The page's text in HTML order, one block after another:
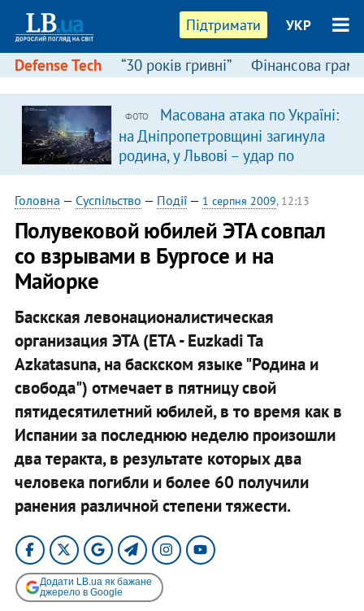
Підтримати УКР
Defense Tech “30 років гривні” Фінансова
ФОТО
Масована атака по Україні:
на Дніпропетровщині загинула
родина, у Львові – удар по
багатоповерхівках
(доповнюється)
Головна — Суспільство — Події— 1 серпня 2009, 12:13
Полувековой юбилей ЭТА совпал
со взрывами в Бургосе и на
Майорке
Баскская левонационалистическая
организация ЭТА (ETA - Euzkadi Ta
Azkatasuna, на баскском языке "Родина и
свобода") отмечает в пятницу свой
пятидесятилетний юбилей, в то время как в
Испании за последнюю неделю произошли
два теракта, в результате которых два
человека погибли и более 60 получили
ранения различной степени тяжести.
Додати LB.ua як бажане
джерело в Google